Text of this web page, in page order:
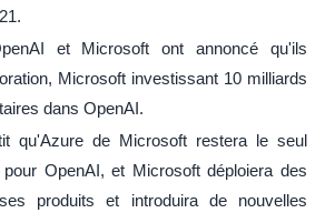
et Microsoft ont annoncé qu'ils
Microsoft investissant 10 milliards
dans OpenAI.
qu'Azure de Microsoft restera le seul
OpenAI, et Microsoft déploiera des
produits et introduira de nouvelles